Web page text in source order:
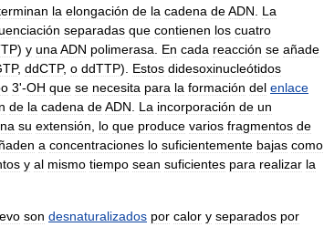
la elongación de la cadena deADN. La
separadas que contienen los cuatro
) y unaADN polimerasa. En cada reacción se añade
, ddCTP, o ddTTP). Estos didesoxinucleótidos
3'-OH que se necesita para la formación del enlace
de la cadena deADN. La incorporación de un
su extensión, lo que produce varios fragmentos de
a concentraciones lo suficientemente bajas como
y al mismo tiempo sean suficientes para realizar la
son desnaturalizados por calor y separados por